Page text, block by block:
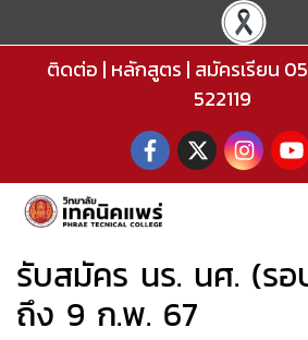
ติดต่อ | หลักสูตร | สมัครเรียน
522119
รับสมัคร นร. นศ. (ร
ถึง 9 ก.พ. 67